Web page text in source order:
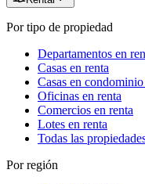
Por tipo de propiedad
Departamentos en
Casas en renta
Casas en
Oficinas en renta
Comercios en renta
Lotes en renta
Todas las
Por región